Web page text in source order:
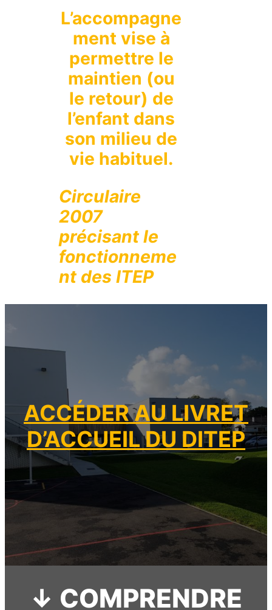
L’accompagne
ment vise à
permettre le
maintien (ou
le retour) de
l’enfant dans
son milieu de
vie habituel.
Circulaire
2007
précisant le
fonctionneme
nt des ITEP
ACCÉDER AU LIVRET
D’ACCUEIL DU DITEP
↓ COMPRENDRE